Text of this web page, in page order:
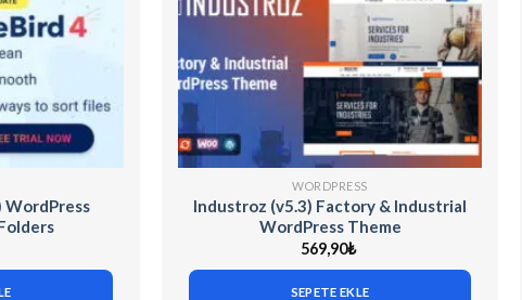
WordPress
WORDPRESS
Industroz (v5.3) Factory & Industrial
WordPress Theme
569,90₺
SEPETE EKLE